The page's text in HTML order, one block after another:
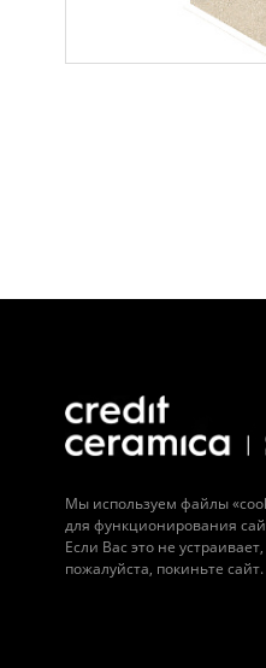
Мы используем файлы
для функционирования
Если Вас это не устраивает,
пожалуйста, покиньте сайт.